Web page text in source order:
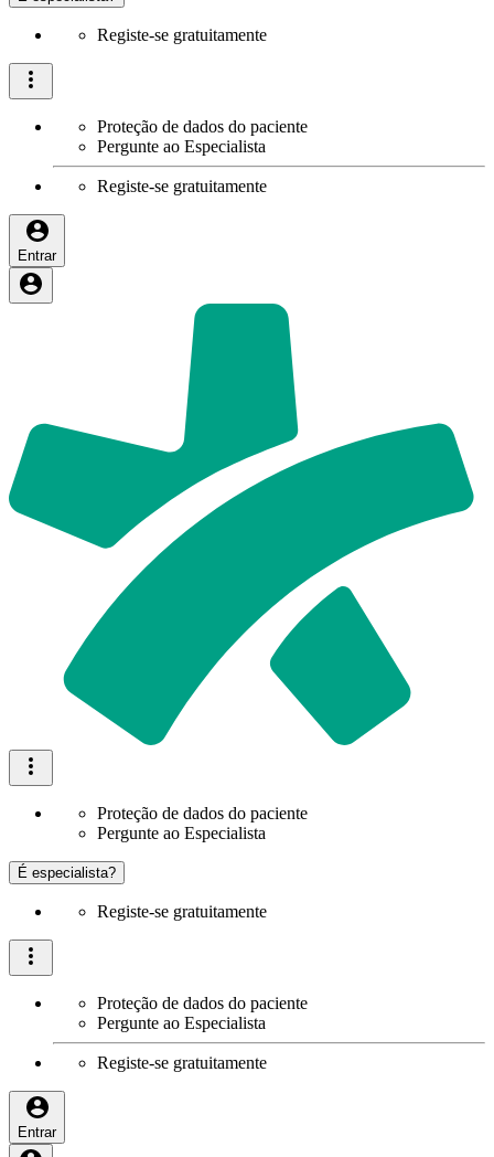
Registe-se gratuitamente
Proteção de dados do paciente
Pergunte ao Especialista
Registe-se gratuitamente
Entrar
Proteção de dados do paciente
Pergunte ao Especialista
É especialista?
Registe-se gratuitamente
Proteção de dados do paciente
Pergunte ao Especialista
Registe-se gratuitamente
Entrar